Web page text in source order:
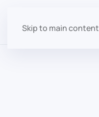
Skip to main content